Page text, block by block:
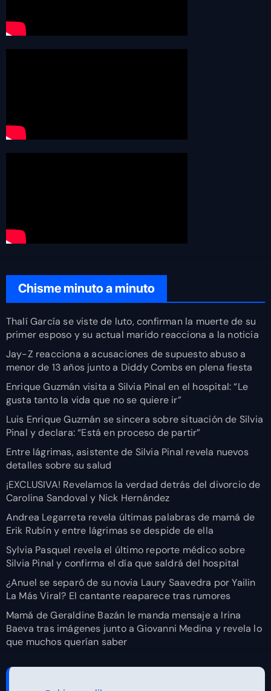
Chisme minuto a minuto
Thalí García se viste de luto, confirman la muerte de su
primer esposo y su actual marido reacciona a la noticia
Jay-Z reacciona a acusaciones de supuesto abuso a
menor de 13 años junto a Diddy Combs en plena fiesta
Enrique Guzmán visita a Silvia Pinal en el hospital: “Le
gusta tanto la vida que no se quiere ir”
Luis Enrique Guzmán se sincera sobre situación de Silvia
Pinal y declara: “Está en proceso de partir”
Entre lágrimas, asistente de Silvia Pinal revela nuevos
detalles sobre su salud
¡EXCLUSIVA! Revelamos la verdad detrás del divorcio de
Carolina Sandoval y Nick Hernández
Andrea Legarreta revela últimas palabras de mamá de
Erik Rubín y entre lágrimas se despide de ella
Sylvia Pasquel revela el último reporte médico sobre
Silvia Pinal y confirma el día que saldrá del hospital
¿Anuel se separó de su novia Laury Saavedra por Yailin
La Más Viral? El cantante reaparece tras rumores
Mamá de Geraldine Bazán le manda mensaje a Irina
Baeva tras imágenes junto a Giovanni Medina y revela lo
que muchos querían saber